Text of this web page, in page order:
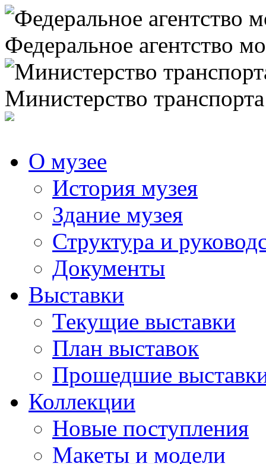
Федеральное агентство
Министерство
О музее
История музея
Здание музея
Структура и
Документы
Выставки
Текущие выставки
План выставок
Прошедшие
Коллекции
Новые поступления
Макеты и модели